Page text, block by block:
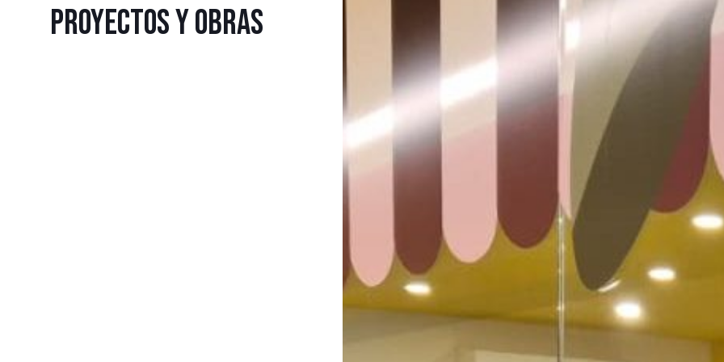
PROYECTOS Y OBRAS